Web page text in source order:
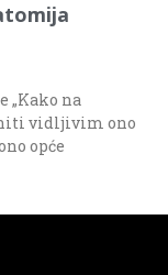
„Kako na
vidljivim ono
opće